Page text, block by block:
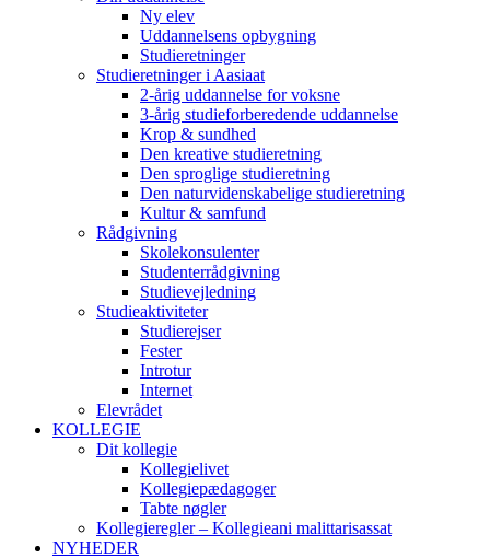
Ny elev
Uddannelsens opbygning
Studieretninger
Studieretninger i Aasiaat
2-årig uddannelse for voksne
3-årig studieforberedende uddannelse
Krop & sundhed
Den kreative studieretning
Den sproglige studieretning
Den naturvidenskabelige studieretning
Kultur & samfund
Rådgivning
Skolekonsulenter
Studenterrådgivning
Studievejledning
Studieaktiviteter
Studierejser
Fester
Introtur
Internet
Elevrådet
KOLLEGIE
Dit kollegie
Kollegielivet
Kollegiepædagoger
Tabte nøgler
Kollegieregler – Kollegieani malittarisassat
NYHEDER